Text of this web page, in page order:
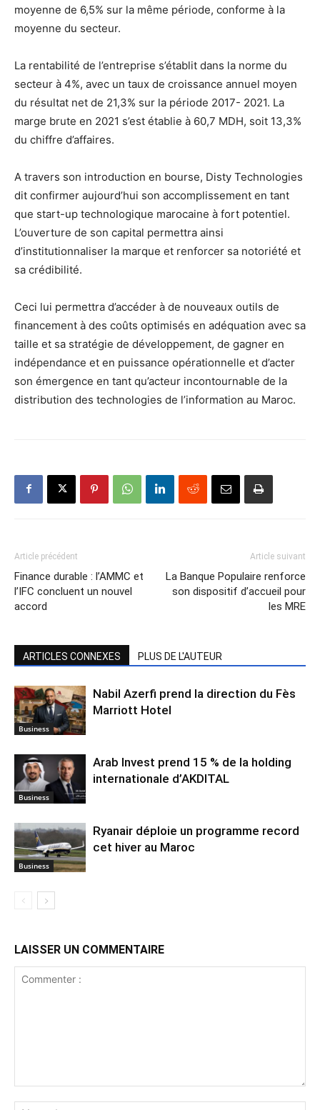
moyenne de 6,5% sur la même période, conforme à la
moyenne du secteur.
La rentabilité de l’entreprise s’établit dans la norme du
secteur à 4%, avec un taux de croissance annuel moyen
du résultat net de 21,3% sur la période 2017- 2021. La
marge brute en 2021 s’est établie à 60,7 MDH, soit 13,3%
du chiffre d’affaires.
A travers son introduction en bourse, Disty Technologies
dit confirmer aujourd’hui son accomplissement en tant
que start-up technologique marocaine à fort potentiel.
L’ouverture de son capital permettra ainsi
d’institutionnaliser la marque et renforcer sa notoriété et
sa crédibilité.
Ceci lui permettra d’accéder à de nouveaux outils de
financement à des coûts optimisés en adéquation avec sa
taille et sa stratégie de développement, de gagner en
indépendance et en puissance opérationnelle et d’acter
son émergence en tant qu’acteur incontournable de la
distribution des technologies de l’information au Maroc.
Article précédent
Finance durable : l’AMMC et
l’IFC concluent un nouvel
accord
Article suivant
La Banque Populaire renforce
son dispositif d’accueil pour
les MRE
ARTICLES CONNEXES PLUS DE L'AUTEUR
Business
Nabil Azerfi prend la direction du Fès
Marriott Hotel
Business
Arab Invest prend 15 % de la holding
internationale d’AKDITAL
Business
Ryanair déploie un programme record
cet hiver au Maroc
LAISSER UN COMMENTAIRE